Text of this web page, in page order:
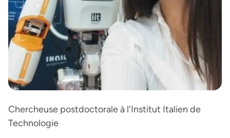
Chercheuse postdoctorale à l'Institut Italien de
Technologie